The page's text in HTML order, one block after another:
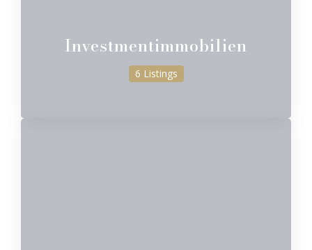
Investmentimmobilien
6 Listings